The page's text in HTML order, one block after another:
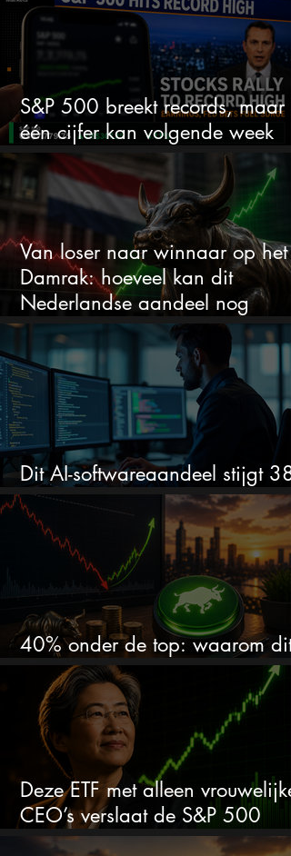
S&P 500 breekt records, maar
één cijfer kan volgende week
alles veranderen
Van loser naar winnaar op het
Damrak: hoeveel kan dit
Nederlandse aandeel nog
stijgen?
Dit AI-softwareaandeel stijgt
en zet de SaaS-crash op zijn
40% onder de top: waarom dit
aandeel weer interessant wordt
Deze ETF met alleen vrouwelijke
CEO’s verslaat de S&P 500
keihard